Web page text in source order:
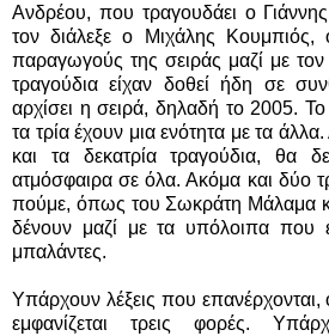
Ανδρέου, που τραγουδάει ο
τον διάλεξε ο Μιχάλης
παραγωγούς της σειράς μαζί με
τραγούδια είχαν δοθεί ήδη σε
αρχίσει η σειρά, δηλαδή το 2005. Το
τα τρία έχουν μια ενότητα με τα
και τα δεκατρία τραγούδια, θα
ατμόσφαιρα σε όλα. Ακόμα και δύο
πούμε, όπως του Σωκράτη Μάλαμα
δένουν μαζί με τα υπόλοιπα που
μπαλάντες.
Υπάρχουν λέξεις που
εμφανίζεται τρεις φορές.